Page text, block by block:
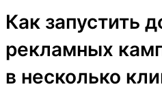
Как запустить
рекламных
в несколько